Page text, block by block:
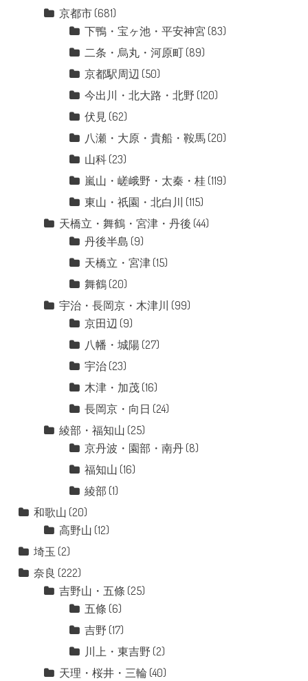
京都市(681)
下鴨・宝ヶ池・平安神宮 (83)
二条・烏丸・河原町(89)
京都駅周辺 (50)
今出川・北大路・北野 (120)
伏見 (62)
八瀬・大原・貴船・鞍馬(20)
山科(23)
嵐山・嵯峨野・太秦・桂 (119)
東山・祇園・北白川 (115)
天橋立・舞鶴・宮津・丹後 (44)
丹後半島 (9)
天橋立・宮津(15)
舞鶴(20)
宇治・長岡京・木津川 (99)
京田辺 (9)
八幡・城陽 (27)
宇治(23)
木津・加茂(16)
長岡京・向日 (24)
綾部・福知山 (25)
京丹波・園部・南丹(8)
福知山 (16)
綾部 (1)
和歌山 (20)
高野山 (12)
埼玉 (2)
奈良 (222)
吉野山・五條 (25)
五條 (6)
吉野 (17)
川上・東吉野 (2)
天理・桜井・三輪 (40)